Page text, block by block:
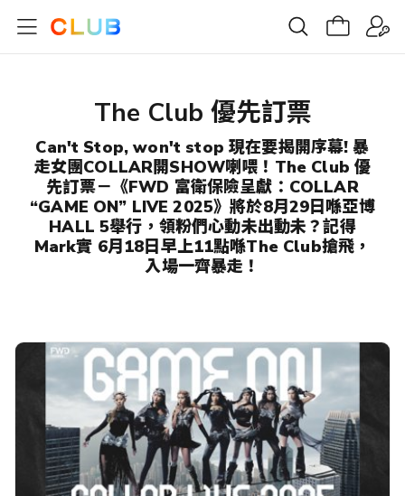
The Club 優先訂票
Can't Stop, won't stop 現在要揭開序幕! 暴
走女團COLLAR開SHOW喇喂！The Club 優
先訂票－《FWD 富衛保險呈獻：COLLAR
“GAME ON” LIVE 2025》將於8月29日喺亞博
HALL 5舉行，領粉們心動未出動未？記得
Mark實 6月18日早上11點喺The Club搶飛，
入場一齊暴走！